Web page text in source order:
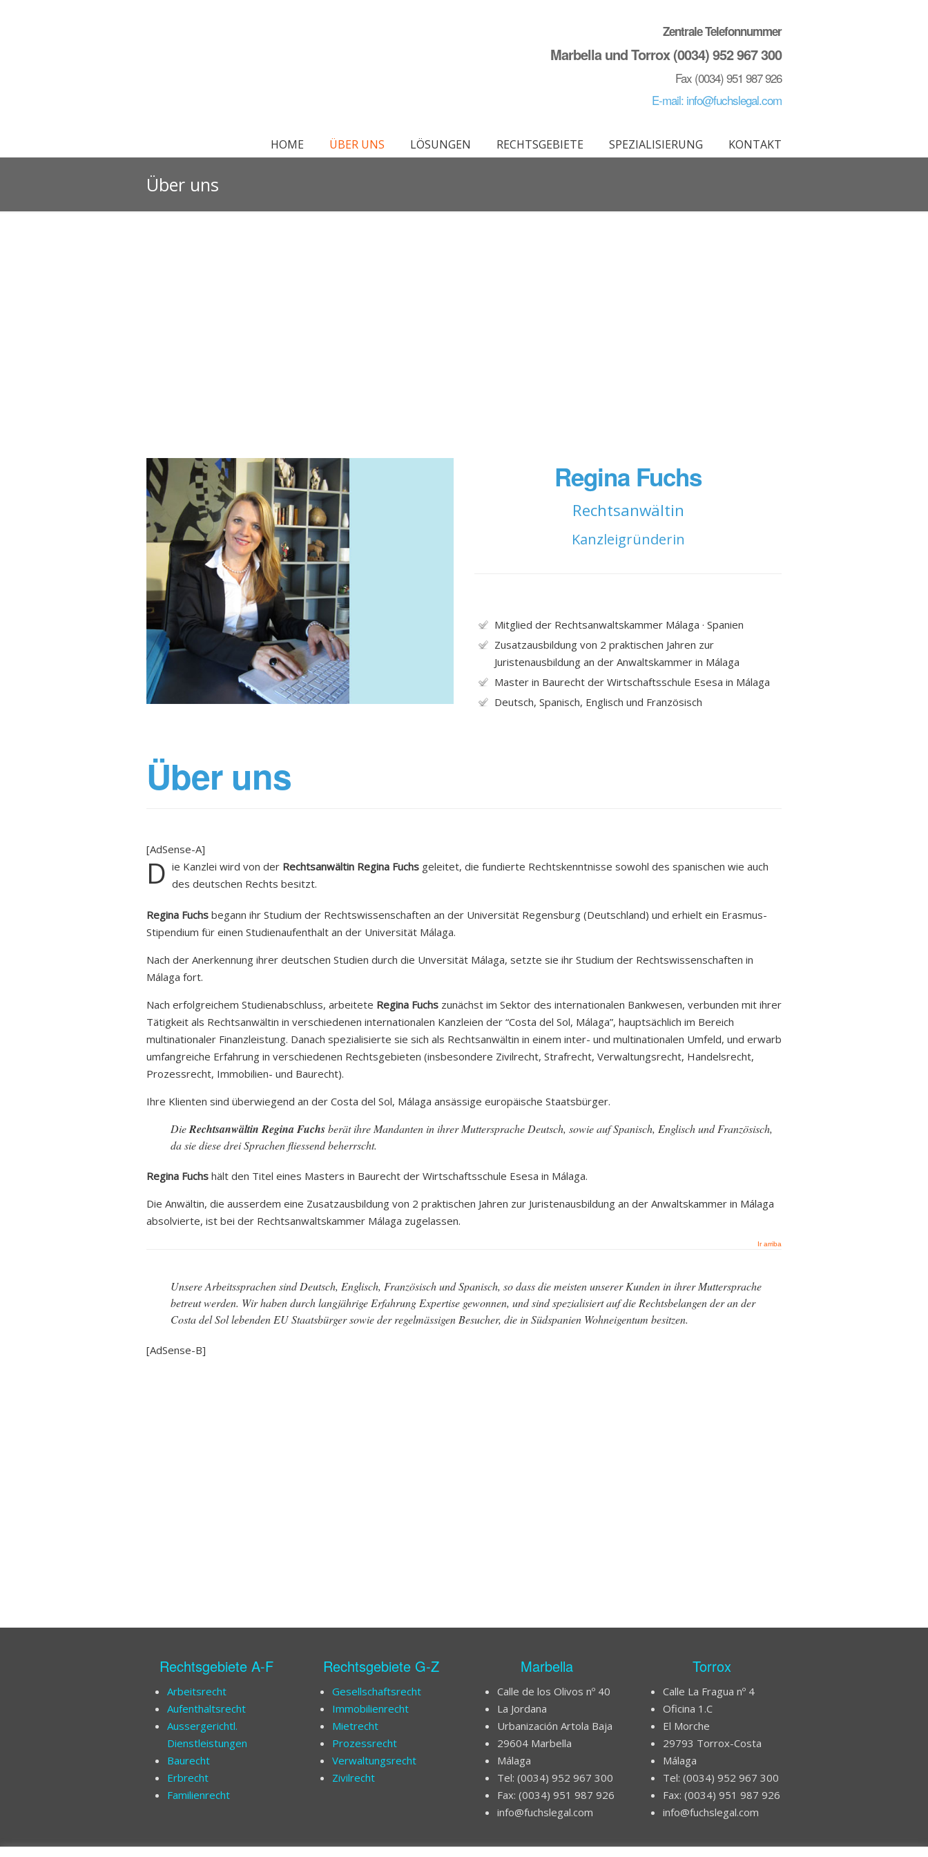
Zentrale Telefonnummer
Marbella und Torrox (0034) 952 967 300
Fax (0034) 951 987 926
E-mail: info@fuchslegal.com
HOME ÜBER UNS LÖSUNGEN RECHTSGEBIETE SPEZIALISIERUNG KONTAKT
Über uns
Regina Fuchs
Rechtsanwältin
Kanzleigründerin
Mitglied der Rechtsanwaltskammer Málaga · Spanien
Zusatzausbildung von 2 praktischen Jahren zur
Juristenausbildung an der Anwaltskammer in Málaga
Master in Baurecht der Wirtschaftsschule Esesa in Málaga
Deutsch, Spanisch, Englisch und Französisch
Über uns
[AdSense-A]
D ie Kanzlei wird von der Rechtsanwältin Regina Fuchs geleitet, die fundierte Rechtskenntnisse sowohl des spanischen wie auch
des deutschen Rechts besitzt.
Regina Fuchs begann ihr Studium der Rechtswissenschaften an der Universität Regensburg (Deutschland) und erhielt ein Erasmus-
Stipendium für einen Studienaufenthalt an der Universität Málaga.
Nach der Anerkennung ihrer deutschen Studien durch die Unversität Málaga, setzte sie ihr Studium der Rechtswissenschaften in
Málaga fort.
Nach erfolgreichem Studienabschluss, arbeitete Regina Fuchs zunächst im Sektor des internationalen Bankwesen, verbunden mit ihrer
Tätigkeit als Rechtsanwältin in verschiedenen internationalen Kanzleien der “Costa del Sol, Málaga”, hauptsächlich im Bereich
multinationaler Finanzleistung. Danach spezialisierte sie sich als Rechtsanwältin in einem inter- und multinationalen Umfeld, und erwarb
umfangreiche Erfahrung in verschiedenen Rechtsgebieten (insbesondere Zivilrecht, Strafrecht, Verwaltungsrecht, Handelsrecht,
Prozessrecht, Immobilien- und Baurecht).
Ihre Klienten sind überwiegend an der Costa del Sol, Málaga ansässige europäische Staatsbürger.
DieRechtsanwältin Regina Fuchsberät ihre Mandanten in ihrer Muttersprache Deutsch, sowie auf Spanisch, Englisch und Französisch,
da sie diese drei Sprachen fliessend beherrscht.
Regina Fuchs hält den Titel eines Masters in Baurecht der Wirtschaftsschule Esesa in Málaga.
Die Anwältin, die ausserdem eine Zusatzausbildung von 2 praktischen Jahren zur Juristenausbildung an der Anwaltskammer in Málaga
absolvierte, ist bei der Rechtsanwaltskammer Málaga zugelassen.
Ir arriba
Unsere Arbeitssprachen sind Deutsch, Englisch, Französisch und Spanisch, so dass die meisten unserer Kunden in ihrer Muttersprache
betreut werden. Wir haben durch langjährige Erfahrung Expertise gewonnen, und sind spezialisiert auf die Rechtsbelangen der an der
Costa del Sol lebenden EU Staatsbürger sowie der regelmässigen Besucher, die in Südspanien Wohneigentum besitzen.
[AdSense-B]
Rechtsgebiete A-F
Arbeitsrecht
Aufenthaltsrecht
Aussergerichtl.
Dienstleistungen
Baurecht
Erbrecht
Familienrecht
Rechtsgebiete G-Z
Gesellschaftsrecht
Immobilienrecht
Mietrecht
Prozessrecht
Verwaltungsrecht
Zivilrecht
Marbella
Calle de los Olivos nº 40
La Jordana
Urbanización Artola Baja
29604 Marbella
Málaga
Tel: (0034) 952 967 300
Fax: (0034) 951 987 926
info@fuchslegal.com
Torrox
Calle La Fragua nº 4
Oficina 1.C
El Morche
29793 Torrox-Costa
Málaga
Tel: (0034) 952 967 300
Fax: (0034) 951 987 926
info@fuchslegal.com